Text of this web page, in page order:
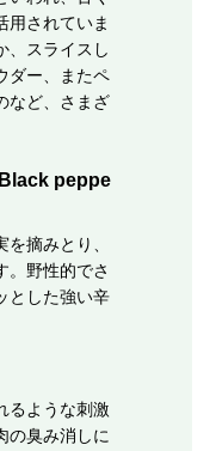
用されていま
、スライスし
ダー、またペ
など、さまざ
peppe
摘みとり、
。野性的でさ
とした強い辛
るような刺激
の臭み消しに